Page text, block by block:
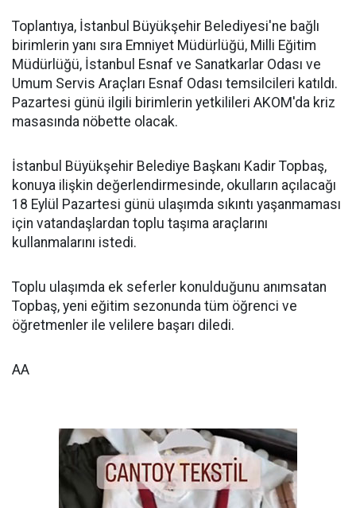
Toplantıya, İstanbul Büyükşehir Belediyesi'ne bağlı
birimlerin yanı sıra Emniyet Müdürlüğü, Milli Eğitim
Müdürlüğü, İstanbul Esnaf ve Sanatkarlar Odası ve
Umum Servis Araçları Esnaf Odası temsilcileri katıldı.
Pazartesi günü ilgili birimlerin yetkilileri AKOM'da kriz
masasında nöbette olacak.
İstanbul Büyükşehir Belediye Başkanı Kadir Topbaş,
konuya ilişkin değerlendirmesinde, okulların açılacağı
18 Eylül Pazartesi günü ulaşımda sıkıntı yaşanmaması
için vatandaşlardan toplu taşıma araçlarını
kullanmalarını istedi.
Toplu ulaşımda ek seferler konulduğunu anımsatan
Topbaş, yeni eğitim sezonunda tüm öğrenci ve
öğretmenler ile velilere başarı diledi.
AA